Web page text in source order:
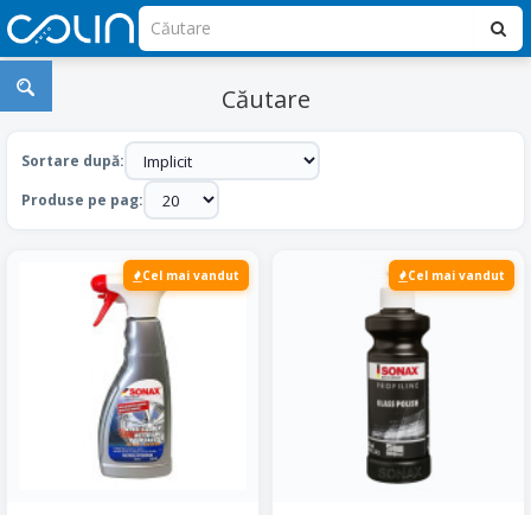
Căutare
Sortare după:
Produse pe pag:
Cel mai vandut Cel mai vandut